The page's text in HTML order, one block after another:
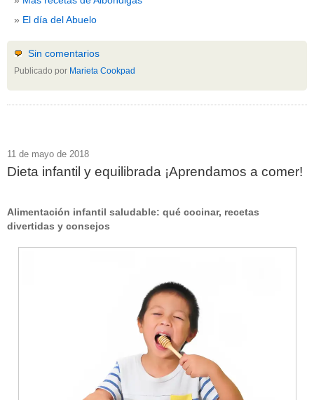
El día del Abuelo
Sin comentarios
Publicado por Marieta Cookpad
11 de mayo de 2018
Dieta infantil y equilibrada ¡Aprendamos a comer!
Alimentación infantil saludable: qué cocinar, recetas
divertidas y consejos